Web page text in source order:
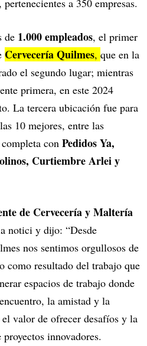
a 350 empresas.
de 1.000 empleados, el primer
Cervecería Quilmes, que en la
el segundo lugar; mientras
primera, en este 2024
La tercera ubicación fue para
10 mejores, entre las
con Pedidos Ya,
Curtiembre Arlei y
de Cervecería y Maltería
notici y dijo: “Desde
nos sentimos orgullosos de
como resultado del trabajo que
espacios de trabajo donde
la amistad y la
valor de ofrecer desafíos y la
innovadores.